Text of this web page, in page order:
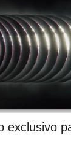
exclusivo